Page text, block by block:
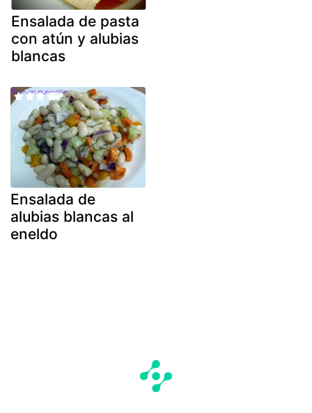
Ensalada de pasta
con atún y alubias
blancas
Ensalada de
alubias blancas al
eneldo